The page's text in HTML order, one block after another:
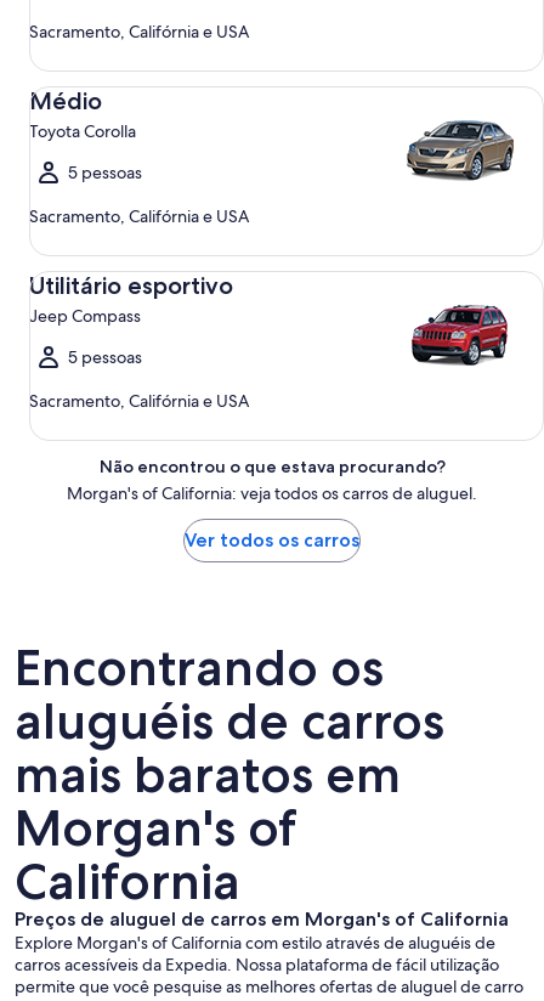
Sacramento, Califórnia e USA
Médio
Toyota Corolla
5 pessoas
Sacramento, Califórnia e USA
Médio Toyota Corolla
Utilitário esportivo
Jeep Compass
5 pessoas
Sacramento, Califórnia e USA
Utilitário esportivo Jeep Compass
Não encontrou o que estava procurando?
Morgan's of California: veja todos os carros de aluguel.
Ver todos os carros
Encontrando os
aluguéis de carros
mais baratos em
Morgan's of
California
Preços de aluguel de carros em Morgan's of California
Explore Morgan's of California com estilo através de aluguéis de
carros acessíveis da Expedia. Nossa plataforma de fácil utilização
permite que você pesquise as melhores ofertas de aluguel de carro